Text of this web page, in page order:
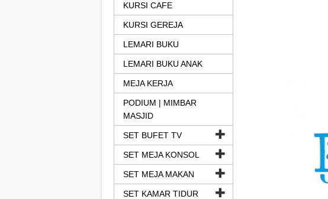
KURSI CAFE
KURSI GEREJA
LEMARI BUKU
LEMARI BUKU ANAK
MEJA KERJA
PODIUM | MIMBAR
MASJID
SET BUFET TV
SET MEJA KONSOL
SET MEJA MAKAN
SET KAMAR TIDUR